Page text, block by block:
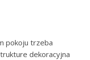
pokoju trzeba
dekoracyjna